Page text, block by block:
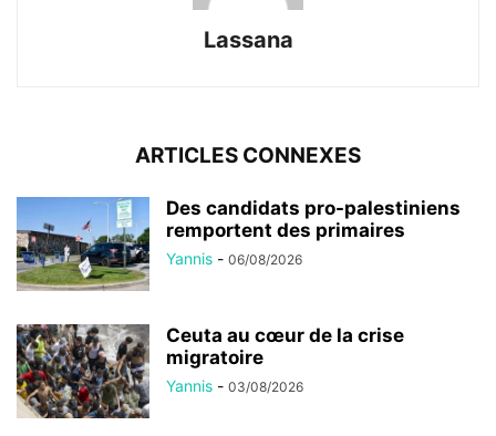
Lassana
ARTICLES CONNEXES
Des candidats pro-palestiniens
remportent des primaires
Yannis - 06/08/2026
Ceuta au cœur de la crise
migratoire
Yannis - 03/08/2026